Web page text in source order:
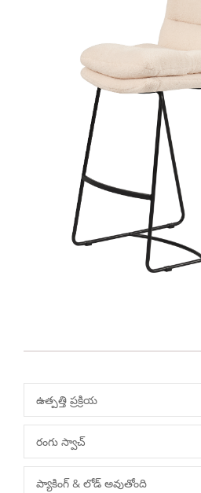
ఉత్పత్తి ప్రక్రియ
రంగు స్వాచ్
ప్యాకింగ్ & లోడ్ అవుతోంది